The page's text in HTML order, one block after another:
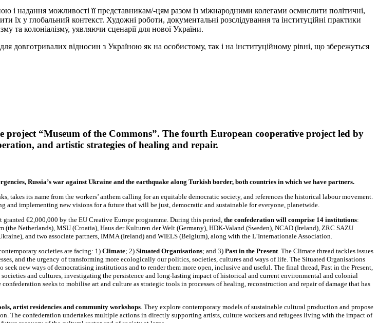
i надання можливості її представникам/-цям разом із міжнародними колегами осмислити полiтичнi,
їх у глобальний контекст. Художні роботи, документальні розслідування та інституційні практики
та колоніалізму, уявляючи сценарії для нової України.
довготривалих відносин з Україною як на особистому, так і на інституційному рівні, що збережуться
“Museum of the Commons”. The fourth European cooperative project led by
and artistic strategies of healing and repair.
Russia’s war against Ukraine and the earthquake along Turkish border, both countries in which we have partners.
takes its name from the workers’ anthem calling for an equitable democratic society, and references the historical labour movement.
and implementing new visions for a future that will be just, democratic and sustainable for everyone, planetwide.
granted €2,000,000 by the EU Creative Europe programme. During this period, the confederation will comprise 14 institutions:
Netherlands), MSU (Croatia), Haus der Kulturen der Welt (Germany), HDK-Valand (Sweden), NCAD (Ireland), ZRC SAZU
and two associate partners, IMMA (Ireland) and WIELS (Belgium), along with the L’Internationale Association.
societies are facing: 1) Climate; 2) Situated Organisations; and 3) Past in the Present. The Climate thread tackles issues
and the urgency of transforming more ecologically our politics, societies, cultures and ways of life. The Situated Organisations
new ways of democratising institutions and to render them more open, inclusive and useful. The final thread, Past in the Present,
and cultures, investigating the persistence and long-lasting impact of historical and current environmental and colonial
seeks to mobilise art and culture as strategic tools in processes of healing, reconstruction and repair of damage that has
artist residencies and community workshops. They explore contemporary models of sustainable cultural production and propose
The confederation undertakes multiple actions in directly supporting artists, culture workers and refugees living with the impact of